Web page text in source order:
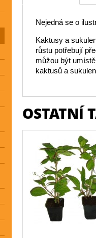
Nejedná se o
Kaktusy a
růstu potřebují
můžou být
kaktusů a
OSTATNÍ